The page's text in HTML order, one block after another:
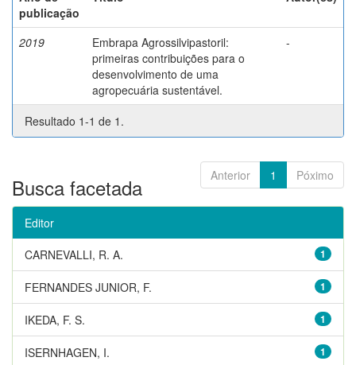
publicação
2019
Embrapa Agrossilvipastoril:
primeiras contribuições para o
desenvolvimento de uma
agropecuária sustentável.
-
Resultado 1-1 de 1.
Anterior 1 Póximo
Busca facetada
Editor
1
CARNEVALLI, R. A.
1
FERNANDES JUNIOR, F.
1
IKEDA, F. S.
1
ISERNHAGEN, I.